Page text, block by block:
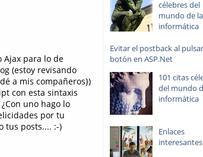
Ajax para lo de
(estoy revisando
a mis compañeros})
con esta sintaxis
uno hago lo
por tu
tus posts.... :-)
célebres del
mundo de la
informática
Evitar el postback al
botón en ASP.Net
101 citas
del mundo
informática
Enlaces